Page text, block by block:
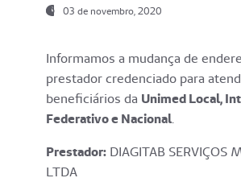
03 de novembro, 2020
Informamos a mudança de
prestador credenciado para
beneficiários da Unimed Local,
Federativo e Nacional.
Prestador: DIAGITAB SERVIÇOS
LTDA